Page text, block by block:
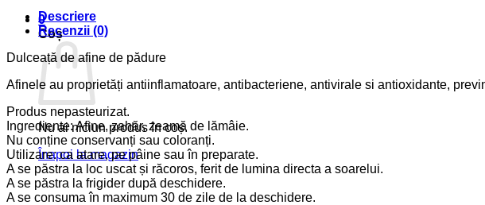
0
Coș
Nu ai niciun produs în coș.
Înapoi la magazin
Descriere
Recenzii (0)
Dulceață de afine de pădure
Afinele au proprietăți antiinflamatoare, antibacteriene, antivirale si antioxidante,
Produs nepasteurizat.
Ingrediente: Afine, zahăr, zeamă de lămâie.
Nu conține conservanți sau coloranți.
Utilizare: ca atare, pe pâine sau în preparate.
A se păstra la loc uscat și răcoros, ferit de lumina directa a soarelui.
A se păstra la frigider după deschidere.
A se consuma în maximum 30 de zile de la deschidere.